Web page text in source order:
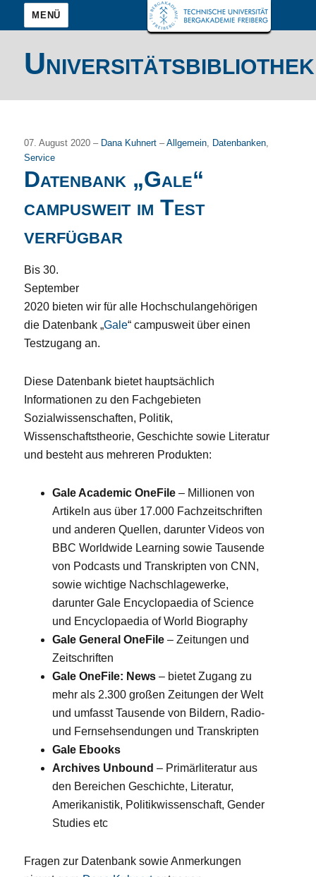
MENÜ
Universitätsbibliothek
07. August 2020 – Dana Kuhnert–Allgemein, Datenbanken,
Service
Datenbank „Gale“
campusweit im Test
verfügbar
Bis 30.
September
2020 bieten wir für alle Hochschulangehörigen
die Datenbank „Gale“ campusweit über einen
Testzugang an.
Diese Datenbank bietet hauptsächlich
Informationen zu den Fachgebieten
Sozialwissenschaften, Politik,
Wissenschaftstheorie, Geschichte sowie Literatur
und besteht aus mehreren Produkten:
Gale Academic OneFile – Millionen von
Artikeln aus über 17.000 Fachzeitschriften
und anderen Quellen, darunter Videos von
BBC Worldwide Learning sowie Tausende
von Podcasts und Transkripten von CNN,
sowie wichtige Nachschlagewerke,
darunter Gale Encyclopaedia of Science
und Encyclopaedia of World Biography
Gale General OneFile – Zeitungen und
Zeitschriften
Gale OneFile: News – bietet Zugang zu
mehr als 2.300 großen Zeitungen der Welt
und umfasst Tausende von Bildern, Radio-
und Fernsehsendungen und Transkripten
Gale Ebooks
Archives Unbound – Primärliteratur aus
den Bereichen Geschichte, Literatur,
Amerikanistik, Politikwissenschaft, Gender
Studies etc
Fragen zur Datenbank sowie Anmerkungen